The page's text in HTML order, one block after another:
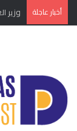
أخبار عاجلة وزير
الرئيسية/